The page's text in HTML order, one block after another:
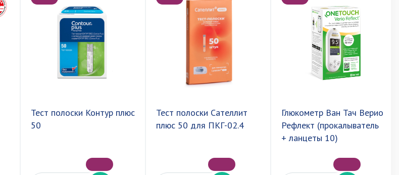
Тест полоски Контур плюс
50
Тест полоски Сателлит
плюс 50 для ПКГ-02.4
Глюкометр Ван Тач Верио
Рефлект (прокалыватель
+ ланцеты 10)